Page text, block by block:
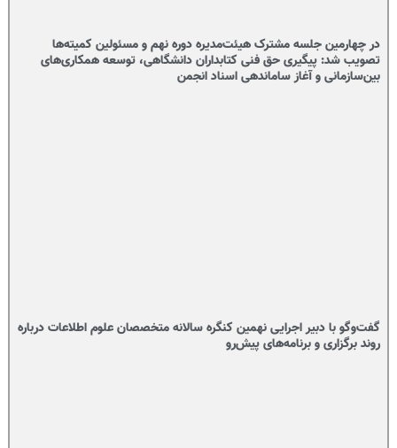
در چهارمین جلسه مشترک هیئت‌مدیره دوره نهم و مسئولین کمیته‌ها
تصویب شد: پیگیری حق فنی کتابداران دانشگاهی، توسعه همکاری‌های
بین‌سازمانی و آغاز ساماندهی اسناد انجمن
گفت‌وگو با دبیر اجرایی نهمین کنگره سالانه متخصصان علوم اطلاعات درباره
روند برگزاری و برنامه‌های پیش‌رو